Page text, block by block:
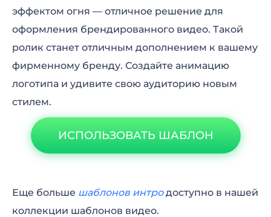
эффектом огня — отличное решение для
оформления брендированного видео. Такой
ролик станет отличным дополнением к вашему
фирменному бренду. Создайте анимацию
логотипа и удивите свою аудиторию новым
стилем.
ИСПОЛЬЗОВАТЬ ШАБЛОН
Еще больше шаблонов интродоступно в нашей
коллекции шаблонов видео.